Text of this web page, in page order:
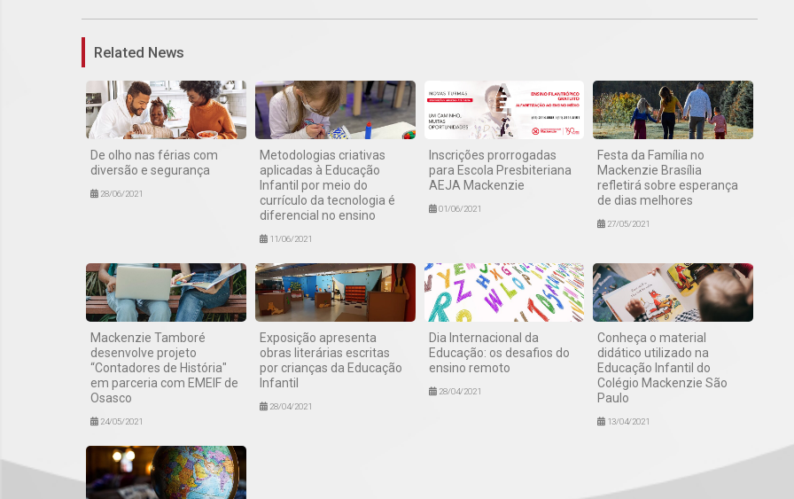
Related News
De olho nas férias com
diversão e segurança
28/06/2021
Metodologias criativas
aplicadas à Educação
Infantil por meio do
currículo da tecnologia é
diferencial no ensino
11/06/2021
Inscrições prorrogadas
para Escola Presbiteriana
AEJA Mackenzie
01/06/2021
Festa da Família no
Mackenzie Brasília
refletirá sobre esperança
de dias melhores
27/05/2021
Mackenzie Tamboré
desenvolve projeto
“Contadores de História"
em parceria com EMEIF de
Osasco
24/05/2021
Exposição apresenta
obras literárias escritas
por crianças da Educação
Infantil
28/04/2021
Dia Internacional da
Educação: os desafios do
ensino remoto
28/04/2021
Conheça o material
didático utilizado na
Educação Infantil do
Colégio Mackenzie São
Paulo
13/04/2021